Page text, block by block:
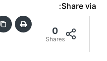
Share via:
0
Shares